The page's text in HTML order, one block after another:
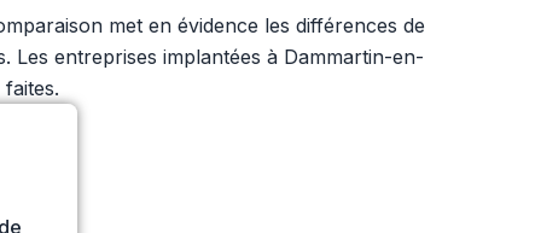
met en évidence les différences de
entreprises implantées à Dammartin-en-